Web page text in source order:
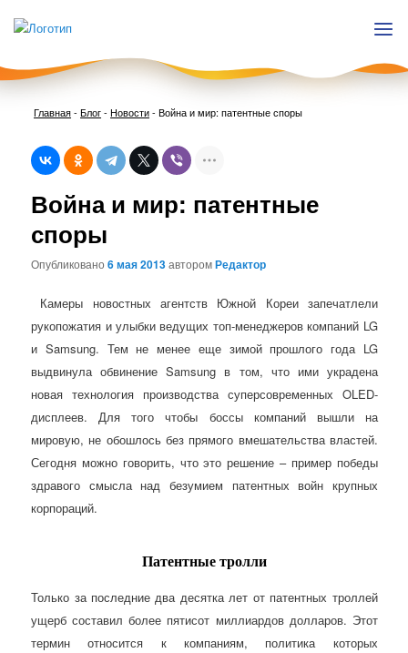
Главная-Блог- Новости- Война и мир: патентные споры
Война и мир: патентные
споры
Опубликовано6 мая 2013авторомРедактор
Камеры новостных агентств Южной Кореи запечатлели
рукопожатия и улыбки ведущих топ-менеджеров компаний LG
и Samsung. Тем не менее еще зимой прошлого года LG
выдвинула обвинение Samsung в том, что ими украдена
новая технология производства суперсовременных OLED-
дисплеев. Для того чтобы боссы компаний вышли на
мировую, не обошлось без прямого вмешательства властей.
Сегодня можно говорить, что это решение – пример победы
здравого смысла над безумием патентных войн крупных
корпораций.
Патентные тролли
Только за последние два десятка лет от патентных троллей
ущерб составил более пятисот миллиардов долларов. Этот
термин относится к компаниям, политика которых